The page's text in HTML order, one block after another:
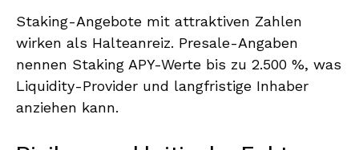
Staking-Angebote mit attraktiven Zahlen
wirken als Halteanreiz. Presale-Angaben
nennen Staking APY-Werte bis zu 2.500 %, was
Liquidity-Provider und langfristige Inhaber
anziehen kann.